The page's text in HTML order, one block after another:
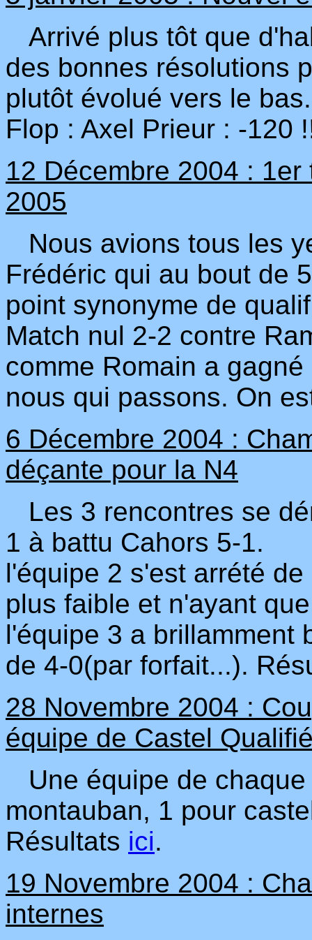
Arrivé plus tôt que
des bonnes résolutions
plutôt évolué vers le
Flop : Axel Prieur : -120
12 Décembre 2004 :
2005
Nous avions tous les
Frédéric qui au bout de
point synonyme de
Match nul 2-2 contre
comme Romain a
nous qui passons. On
6 Décembre 2004 :
déçante pour la N4
Les 3 rencontres se
1 à battu Cahors 5-1.
l'équipe 2 s'est arrété
plus faible et n'ayant
l'équipe 3 a brillamment
de 4-0(par forfait...).
28 Novembre 2004 :
équipe de Castel
Une équipe de
montauban, 1 pour
Résultats ici.
19 Novembre 2004 :
internes